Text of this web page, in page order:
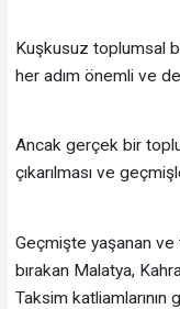
Kuşkusuz toplumsal
her adım önemli ve
Ancak gerçek bir
çıkarılması ve
Geçmişte yaşanan ve
bırakan Malatya,
Taksim katliamlarının